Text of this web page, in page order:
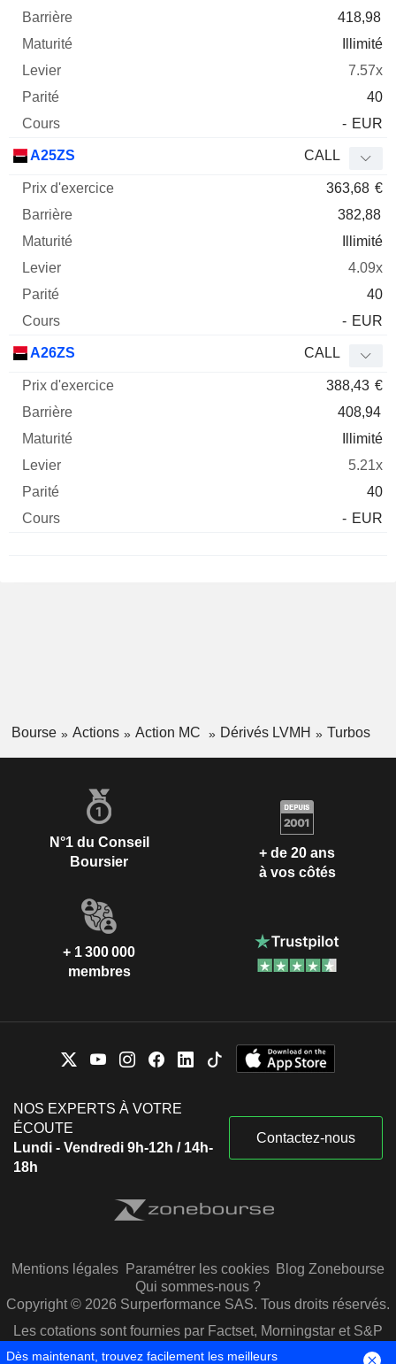
418,98
Illimité
7.57x
40
- EUR
A25ZS CALL
363,68 €
382,88
Illimité
4.09x
40
- EUR
A26ZS CALL
388,43 €
408,94
Illimité
5.21x
40
- EUR
Bourse Actions Action MC Dérivés LVMH Turbos
N°1 du Conseil
Boursier
+ de 20 ans
à vos côtés
+ 1 300 000
membres
NOS EXPERTS À VOTRE
ÉCOUTE
Lundi - Vendredi 9h-12h / 14h-
18h
Contactez-nous
Mentions légales Paramétrer les cookies Blog Zonebourse
Qui sommes-nous ?
Copyright © 2026 Surperformance SAS. Tous droits réservés.
Les cotations sont fournies par Factset, Morningstar et S&P
Capital IQ
Dès maintenant, trouvez facilement les meilleurs